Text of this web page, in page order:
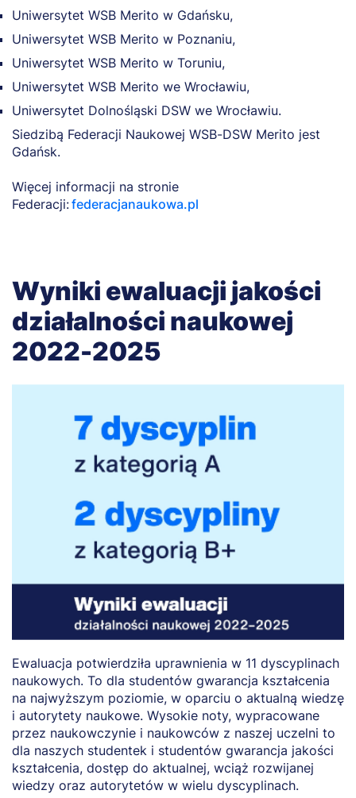
Uniwersytet WSB Merito w Gdańsku,
Uniwersytet WSB Merito w Poznaniu,
Uniwersytet WSB Merito w Toruniu,
Uniwersytet WSB Merito we Wrocławiu,
Uniwersytet Dolnośląski DSW we Wrocławiu.
Siedzibą Federacji Naukowej WSB-DSW Merito jest
Gdańsk.
Więcej informacji na stronie
Federacji:federacjanaukowa.pl
Wyniki ewaluacji jakości
działalności naukowej
2022-2025
Ewaluacja potwierdziła uprawnienia w 11 dyscyplinach
naukowych. To dla studentów gwarancja kształcenia
na najwyższym poziomie, w oparciu o aktualną wiedzę
i autorytety naukowe. Wysokie noty, wypracowane
przez naukowczynie i naukowców z naszej uczelni to
dla naszych studentek i studentów gwarancja jakości
kształcenia, dostęp do aktualnej, wciąż rozwijanej
wiedzy oraz autorytetów w wielu dyscyplinach.